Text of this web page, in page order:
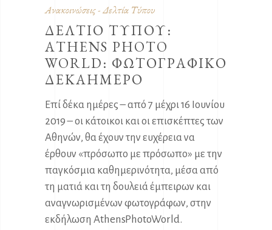
Ανακοινώσεις - Δελτία Τύπου
ΔΕΛΤΙΟ ΤΥΠΟΥ:
ΑTHENS PHOTO
WORLD: ΦΩΤΟΓΡΑΦΙΚΟ
ΔΕΚΑΗΜΕΡΟ
Επί δέκα ημέρες – από 7 μέχρι 16 Ιουνίου
2019 – οι κάτοικοι και οι επισκέπτες των
Αθηνών, θα έχουν την ευχέρεια να
έρθουν «πρόσωπο με πρόσωπο» με την
παγκόσμια καθημερινότητα, μέσα από
τη ματιά και τη δουλειά έμπειρων και
αναγνωρισμένων φωτογράφων, στην
εκδήλωση AthensPhotoWorld.